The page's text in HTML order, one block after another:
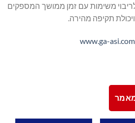
משימות עם זמן ממושך המספקים
תקיפה מהירה.
www.ga-asi.com